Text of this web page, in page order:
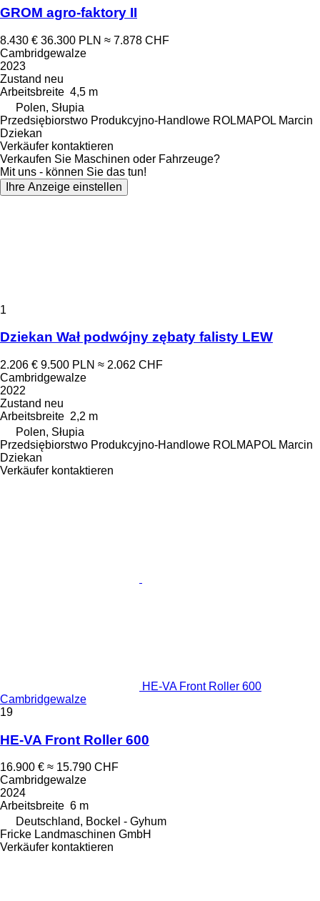
GROM agro-faktory II
8.430 € 36.300 PLN ≈ 7.878 CHF
Cambridgewalze
2023
Zustand neu
Arbeitsbreite 4,5 m
Polen, Słupia
Przedsiębiorstwo Produkcyjno-Handlowe ROLMAPOL Marcin
Dziekan
Verkäufer kontaktieren
Verkaufen Sie Maschinen oder Fahrzeuge?
Mit uns - können Sie das tun!
Ihre Anzeige einstellen
1
Dziekan Wał podwójny zębaty falisty LEW
2.206 € 9.500 PLN ≈ 2.062 CHF
Cambridgewalze
2022
Zustand neu
Arbeitsbreite 2,2 m
Polen, Słupia
Przedsiębiorstwo Produkcyjno-Handlowe ROLMAPOL Marcin
Dziekan
Verkäufer kontaktieren
HE-VA Front Roller 600
Cambridgewalze
19
HE-VA Front Roller 600
16.900 € ≈ 15.790 CHF
Cambridgewalze
2024
Arbeitsbreite 6 m
Deutschland, Bockel - Gyhum
Fricke Landmaschinen GmbH
Verkäufer kontaktieren